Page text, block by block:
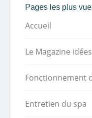
Pages les plus
Accueil
Le Magazine
Fonctionnement
Entretien du spa